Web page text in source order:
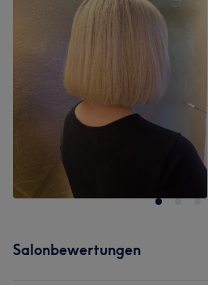
Salonbewertungen